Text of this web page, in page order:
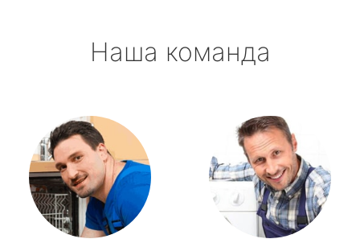
Наша команда